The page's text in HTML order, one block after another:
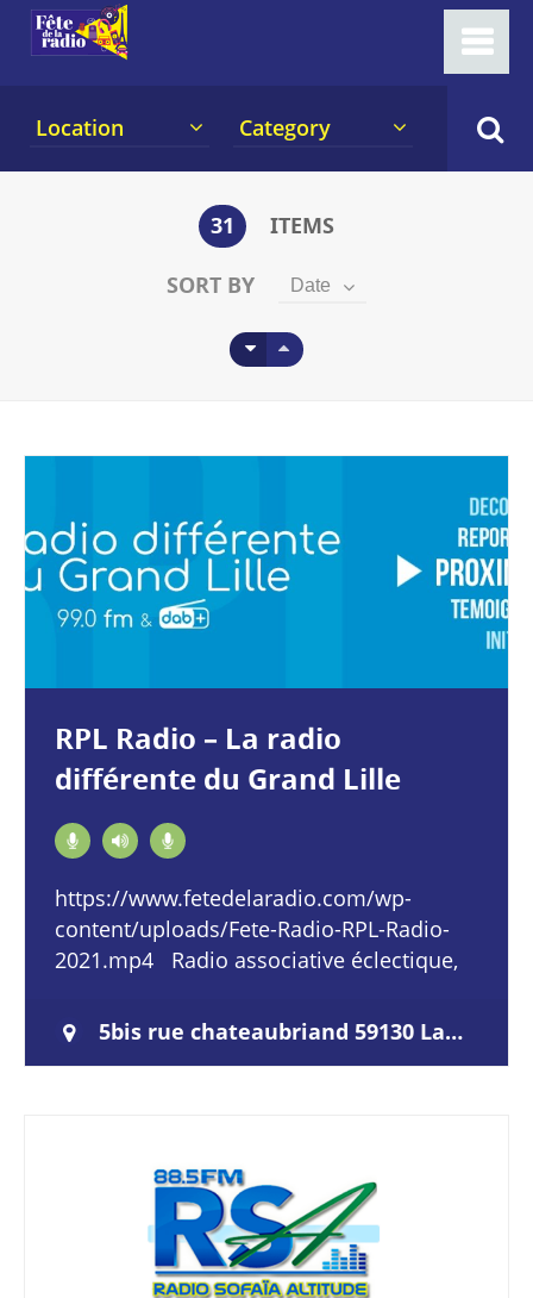
Location Category
31
ITEMS
SORT BY
Date
RPL Radio – La radio
différente du Grand Lille
https://www.fetedelaradio.com/wp-
content/uploads/Fete-Radio-RPL-Radio-
2021.mp4 Radio associative éclectique,
lilloise depuis 1982,…
5bis rue chateaubriand 59130 Lambersart